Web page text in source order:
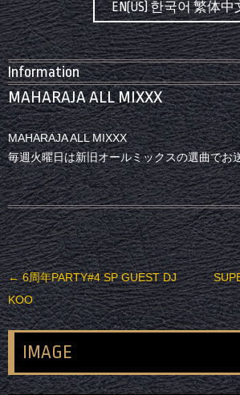
EN(US) 한국어 繁体中
Information
MAHARAJA ALL MIXXX
MAHARAJA ALL MIXXX
毎週火曜日は新旧オールミックスの選曲でお
投稿ナビゲーション
←6周年PARTY#4 SP GUEST DJ
KOO
IMAGE